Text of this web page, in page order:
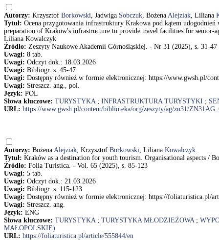
Autorzy: Krzysztof Borkowski, Jadwiga Sobczuk, Bożena Alejziak, Liliana
Tytuł: Ocena przygotowania infrastruktury Krakowa pod kątem
preparation of Krakow's infrastructure to provide travel facilities for senior-
Liliana Kowalczyk
Źródło: Zeszyty Naukowe Akademii Górnośląskiej. - Nr 31 (2025), s. 31-47
Uwagi: 8 tab.
Uwagi: Odczyt dok.: 18.03.2026
Uwagi: Bibliogr. s. 45-47
Uwagi: Dostępny również w formie elektronicznej: https://www.gwsh.pl/
Uwagi: Streszcz. ang., pol.
Język: POL
Słowa kluczowe: TURYSTYKA; INFRASTRUKTURA TURYSTYKI ;
URL: https://www.gwsh.pl/content/biblioteka/org/zeszyty/ag/zn31/
Autorzy: Bożena Alejziak, Krzysztof Borkowski, Liliana Kowalczyk.
Tytuł: Kraków as a destination for youth tourism. Organisational aspects /
Źródło: Folia Turistica. - Vol. 65 (2025), s. 85-123
Uwagi: 5 tab.
Uwagi: Odczyt dok.: 21.03.2026
Uwagi: Bibliogr. s. 115-123
Uwagi: Dostępny również w formie elektronicznej: https://foliaturistica.pl/
Uwagi: Streszcz. ang.
Język: ENG
Słowa kluczowe: TURYSTYKA; TURYSTYKA MŁODZIEŻOWA;
MAŁOPOLSKIE)
URL: https://foliaturistica.pl/article/555844/en